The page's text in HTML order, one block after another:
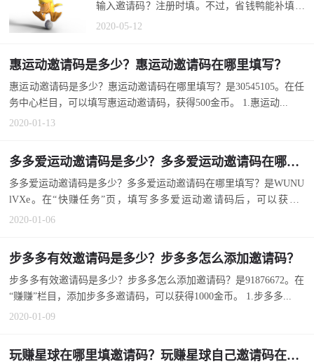
输入邀请码？注册时填。不过，省钱鸭能补填邀
2020-05-12
惠运动邀请码是多少？惠运动邀请码在哪里填写？
惠运动邀请码是多少？惠运动邀请码在哪里填写？是30545105。在任
务中心栏目，可以填写惠运动邀请码，获得500金币。 1.惠运动...
2020-01-13
多多爱运动邀请码是多少？多多爱运动邀请码在哪里填写？
多多爱运动邀请码是多少？多多爱运动邀请码在哪里填写？是WUNU
lVXe。在“快赚任务”页，填写多多爱运动邀请码后，可以获取3
元。...
2020-01-06
步多多有效邀请码是多少？步多多怎么添加邀请码？
步多多有效邀请码是多少？步多多怎么添加邀请码？是91876672。在
“赚赚”栏目，添加步多多邀请码，可以获得1000金币。 1.步多多...
2020-01-09
玩赚星球在哪里填邀请码？玩赚星球自己邀请码在哪里？